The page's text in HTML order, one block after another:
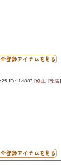
ID：14883 [修正] [報告